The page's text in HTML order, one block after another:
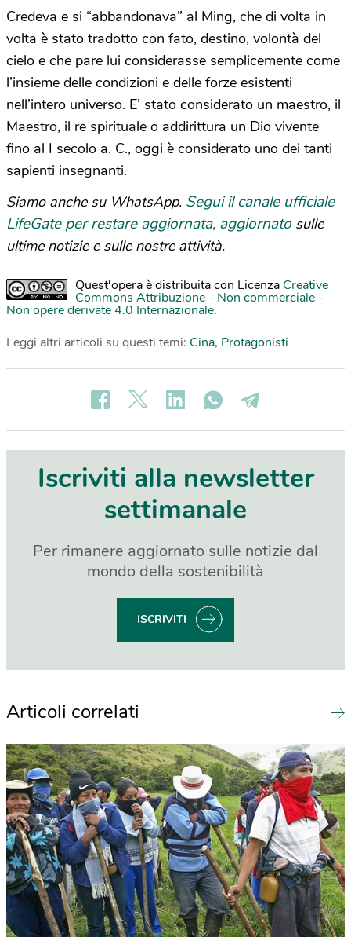
Credeva e si “abbandonava” al Ming, che di volta in
volta è stato tradotto con fato, destino, volontà del
cielo e che pare lui considerasse semplicemente come
l’insieme delle condizioni e delle forze esistenti
nell’intero universo. E’ stato considerato un maestro, il
Maestro, il re spirituale o addirittura un Dio vivente
fino al I secolo a. C., oggi è considerato uno dei tanti
sapienti insegnanti.
Siamo anche su WhatsApp. Segui il canale ufficiale
LifeGate per restare aggiornata, aggiornato sulle
ultime notizie e sulle nostre attività.
Quest'opera è distribuita con Licenza Creative
Commons Attribuzione - Non commerciale -
Non opere derivate 4.0 Internazionale.
Leggi altri articoli su questi temi: Cina, Protagonisti
Iscriviti alla newsletter
settimanale
Per rimanere aggiornato sulle notizie dal
mondo della sostenibilità
ISCRIVITI
Articoli correlati